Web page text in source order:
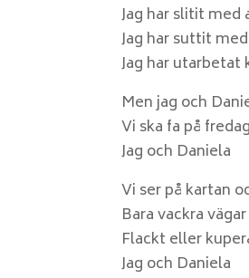
Jag har slitit
Jag har suttit
Jag har
Men jag och
Vi ska fa på fredag
Jag och Daniela
Vi ser på kartan
Bara vackra vägar
Flackt eller
Jag och Daniela